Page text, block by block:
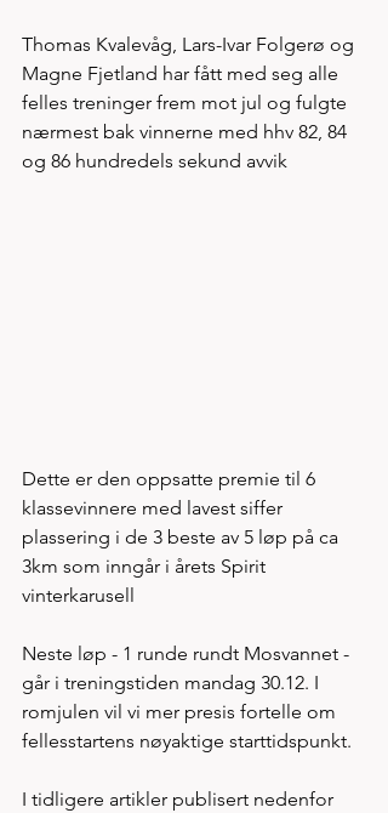
Thomas Kvalevåg, Lars-Ivar Folgerø og
Magne Fjetland har fått med seg alle
felles treninger frem mot jul og fulgte
nærmest bak vinnerne med hhv 82, 84
og 86 hundredels sekund avvik
Dette er den oppsatte premie til 6
klassevinnere med lavest siffer
plassering i de 3 beste av 5 løp på ca
3km som inngår i årets Spirit
vinterkarusell
Neste løp - 1 runde rundt Mosvannet -
går i treningstiden mandag 30.12. I
romjulen vil vi mer presis fortelle om
fellesstartens nøyaktige starttidspunkt.
I tidligere artikler publisert nedenfor